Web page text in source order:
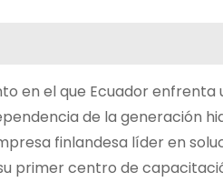
en el que Ecuador
de la generación
finlandesa líder en
primer centro de